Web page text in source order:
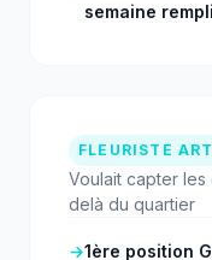
semaine
FLEURISTE
Voulait capter les
delà du quartier
→1ère position